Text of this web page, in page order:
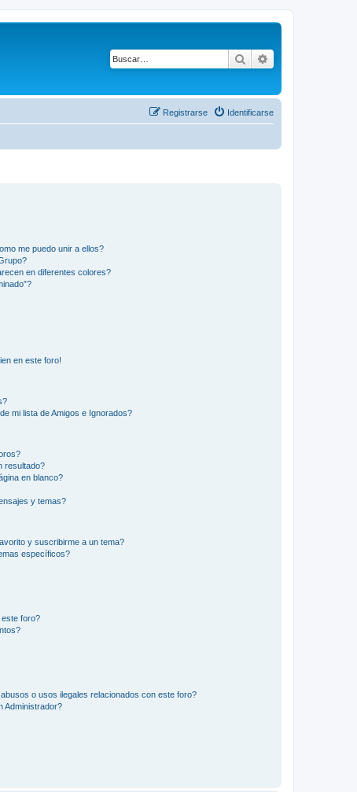
Buscar
Identificarse
Registrarse
me puedo unir a ellos?
en diferentes colores?
en este foro!
mi lista de Amigos e Ignorados?
resultado?
en blanco?
y temas?
y suscribirme a un tema?
específicos?
foro?
o usos ilegales relacionados con este foro?
Administrador?